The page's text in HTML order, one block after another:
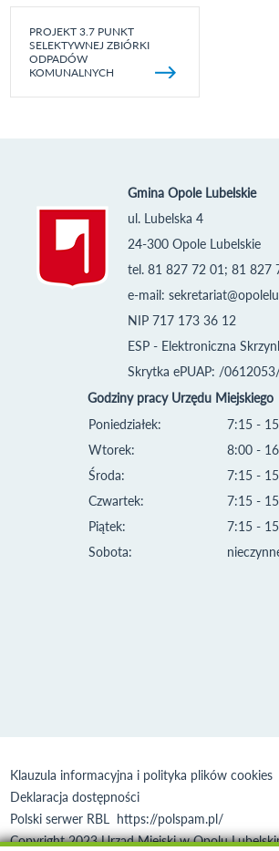
PROJEKT 3.7 PUNKT
SELEKTYWNEJ ZBIÓRKI
ODPADÓW
KOMUNALNYCH
Gmina Opole Lubelskie
ul. Lubelska 4
24-300 Opole Lubelskie
tel. 81 827 72 01; 81 827
e-mail:
NIP 717 173 36 12
ESP - Elektroniczna
Skrytka ePUAP: /
Godziny pracy Urzędu Miejskiego
Poniedziałek:
Wtorek:
Środa:
Czwartek:
Piątek:
Sobota:
7:15 -
8:00 -
7:15 -
7:15 -
7:15 -
Klauzula informacyjna i polityka plików cookies
Deklaracja dostępności
Polski serwer RBL https://polspam.pl/
Copyright 2023 Urząd Miejski w Opolu